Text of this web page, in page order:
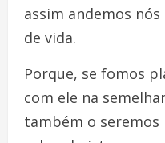
assim andemos
de vida.
Porque, se fomos
com ele na
também o seremos